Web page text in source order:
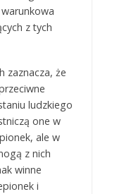
z tych
zaznacza, że
ludzkiego
one w
ale w
z nich
winne
i